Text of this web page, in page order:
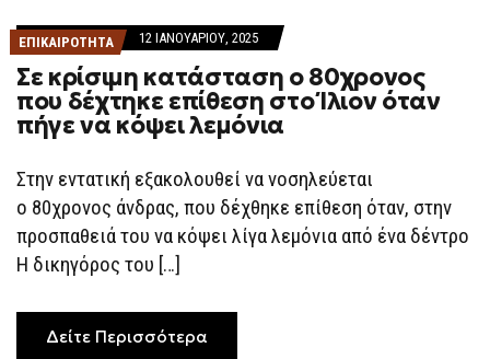
ΕΠΙΚΑΙΡΟΤΗΤΑ 12 ΙΑΝΟΥΑΡΊΟΥ, 2025
Σε κρίσιμη κατάσταση ο 80χρονος
που δέχτηκε επίθεση στο Ίλιον όταν
πήγε να κόψει λεμόνια
Στην εντατική εξακολουθεί να νοσηλεύεται
ο 80χρονος άνδρας, που δέχθηκε επίθεση όταν, στην
προσπαθειά του να κόψει λίγα λεμόνια από ένα δέντρο
Η δικηγόρος του […]
Δείτε Περισσότερα